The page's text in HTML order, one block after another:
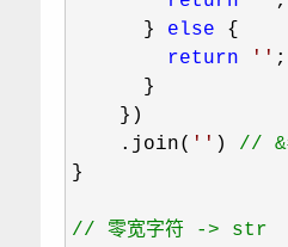
      }
else {
return
' ' ;
      }
    })
    .join(
'' ) //
}
// 零宽字符 -> str